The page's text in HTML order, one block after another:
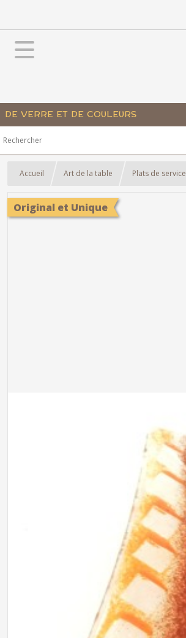
DE VERRE ET DE COULEURS
Accueil Art de la table Plats de service
Original et Unique